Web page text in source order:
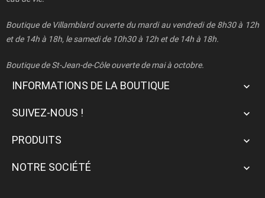
Boutique de Villamblard ouverte du mardi au vendredi de 8h30 à 12h
et de 14h à 18h, le samedi de 10h30 à 12h et de 14h à 18h.
Boutique de St-Jean-de-Côle ouverte de mai à octobre.
INFORMATIONS DE LA BOUTIQUE 
SUIVEZ-NOUS ! 
PRODUITS 
NOTRE SOCIÉTÉ 